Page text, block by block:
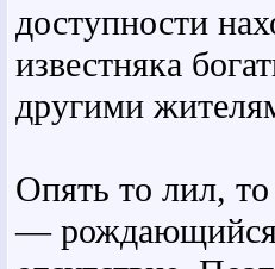
доступности
известняка
другими
Опять то лил,
— рождающийся